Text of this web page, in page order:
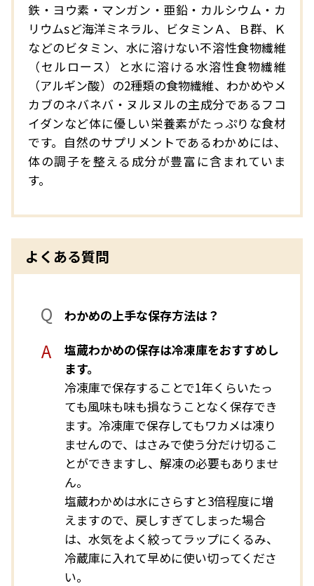
鉄・ヨウ素・マンガン・亜鉛・カルシウム・カ
リウムsど海洋ミネラル、ビタミンＡ、Ｂ群、Ｋ
などのビタミン、水に溶けない不溶性食物繊維
（セルロース）と水に溶ける水溶性食物繊維
（アルギン酸）の2種類の食物繊維、わかめやメ
カブのネバネバ・ヌルヌルの主成分であるフコ
イダンなど体に優しい栄養素がたっぷりな食材
です。自然のサプリメントであるわかめには、
体の調子を整える成分が豊富に含まれていま
す。
よくある質問
わかめの上手な保存方法は？
塩蔵わかめの保存は冷凍庫をおすすめし
ます。
冷凍庫で保存することで1年くらいたっ
ても風味も味も損なうことなく保存でき
ます。冷凍庫で保存してもワカメは凍り
ませんので、はさみで使う分だけ切るこ
とができますし、解凍の必要もありませ
ん。
塩蔵わかめは水にさらすと3倍程度に増
えますので、戻しすぎてしまった場合
は、水気をよく絞ってラップにくるみ、
冷蔵庫に入れて早めに使い切ってくださ
い。